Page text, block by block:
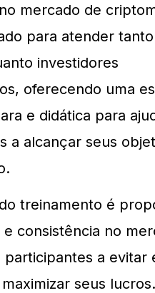
mercado de
para atender tanto
investidores
oferecendo uma
e didática para
a alcançar seus
treinamento é
consistência no
participantes a evitar
seus